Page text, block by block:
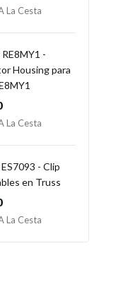
La Cesta
RE8MY1 -
Housing para
La Cesta
- Clip
en Truss
La Cesta